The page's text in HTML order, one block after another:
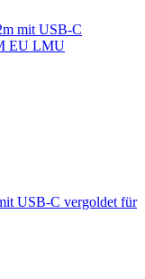
mit USB-C
EU LMU
USB-C vergoldet für